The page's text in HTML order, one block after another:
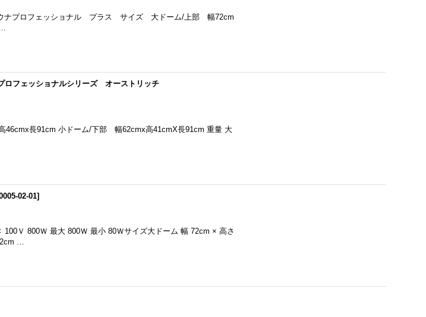
プロフェッショナル プラス サイズ 大ドーム/上部 幅72cm
ロフェッショナルシリーズ オーストリッチ
46cmx長91cm 小ドーム/下部 幅62cmx高41cmX長91cm 重量 大
02-01]
100Ｖ 800Ｗ 最大 800Ｗ 最小 80Ｗサイズ大ドーム 幅 72cm × 高さ
…